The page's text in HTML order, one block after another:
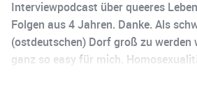
Interviewpodcast über queeres
Folgen aus 4 Jahren. Danke. Als
(ostdeutschen) Dorf groß zu
ganz so easy für mich.